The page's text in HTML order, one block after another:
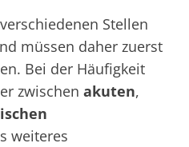
Stellen
müssen daher zuerst
Bei der Häufigkeit
zwischen akuten,
weiteres